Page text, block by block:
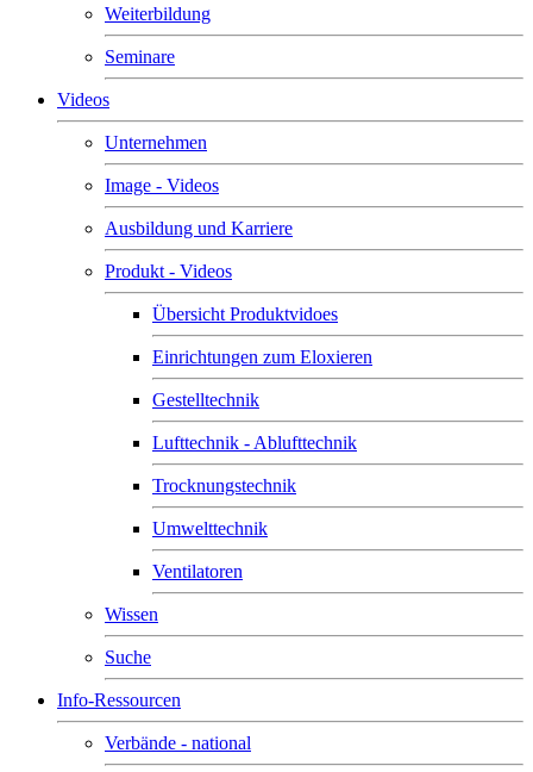
Weiterbildung
Seminare
Videos
Unternehmen
Image - Videos
Ausbildung und Karriere
Produkt - Videos
Übersicht Produktvidoes
Einrichtungen zum Eloxieren
Gestelltechnik
Lufttechnik - Ablufttechnik
Trocknungstechnik
Umwelttechnik
Ventilatoren
Wissen
Suche
Info-Ressourcen
Verbände - national